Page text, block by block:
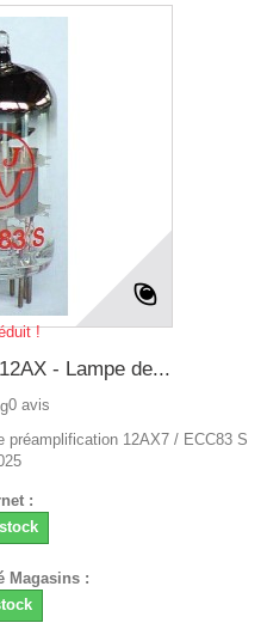
!
- Lampe de...
0 avis
12AX7 / ECC83 S
:
Magasins :